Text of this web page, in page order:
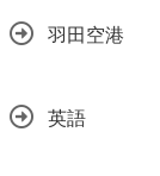
羽田空港
英語